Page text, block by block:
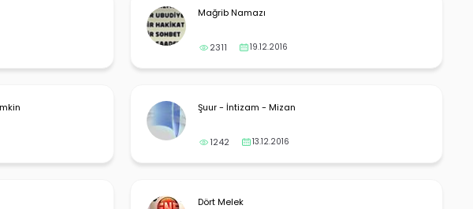
Mağrib Namazı
2311 19.12.2016
Şuur - İntizam - Mizan
1242 13.12.2016
Dört Melek